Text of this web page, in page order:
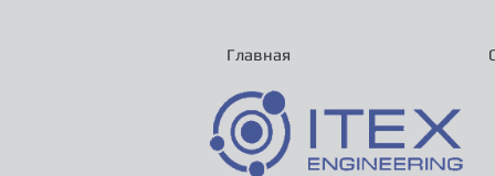
Главная